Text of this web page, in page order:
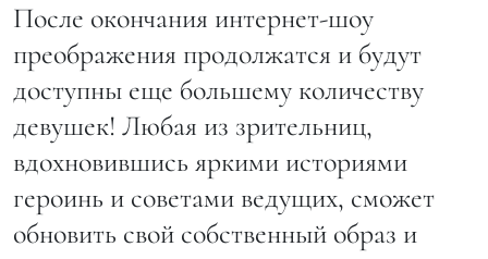
После окончания интернет-шоу
преображения продолжатся и будут
доступны еще большему количеству
девушек! Любая из зрительниц,
вдохновившись яркими историями
героинь и советами ведущих, сможет
обновить свой собственный образ и